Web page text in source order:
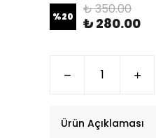
%20 ₺ 350.00
₺ 280.00
Ürün Açıklaması